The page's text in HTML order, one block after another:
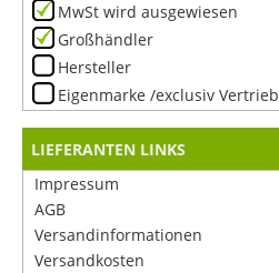
MwSt wird ausgewiesen
Großhändler
Hersteller
Eigenmarke /exclusiv Vertrieb
LIEFERANTEN LINKS
Impressum
AGB
Versandinformationen
Versandkosten